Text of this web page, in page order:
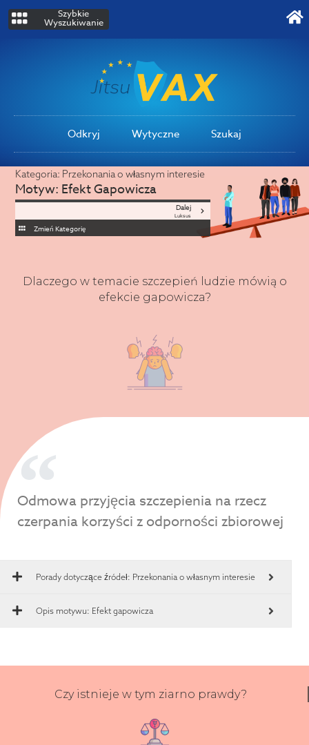
Szybkie
Wyszukiwanie
Odkryj Wytyczne Szukaj
Kategoria: Przekonania o własnym interesie
Motyw: Efekt Gapowicza
Dalej
Luksus
Zmień Kategorię
Dlaczego w temacie szczepień ludzie mówią o
efekcie gapowicza?
Odmowa przyjęcia szczepienia na rzecz
czerpania korzyści z odporności zbiorowej
Porady dotyczące źródeł: Przekonania o własnym interesie
Opis motywu: Efekt gapowicza
Czy istnieje w tym ziarno prawdy?